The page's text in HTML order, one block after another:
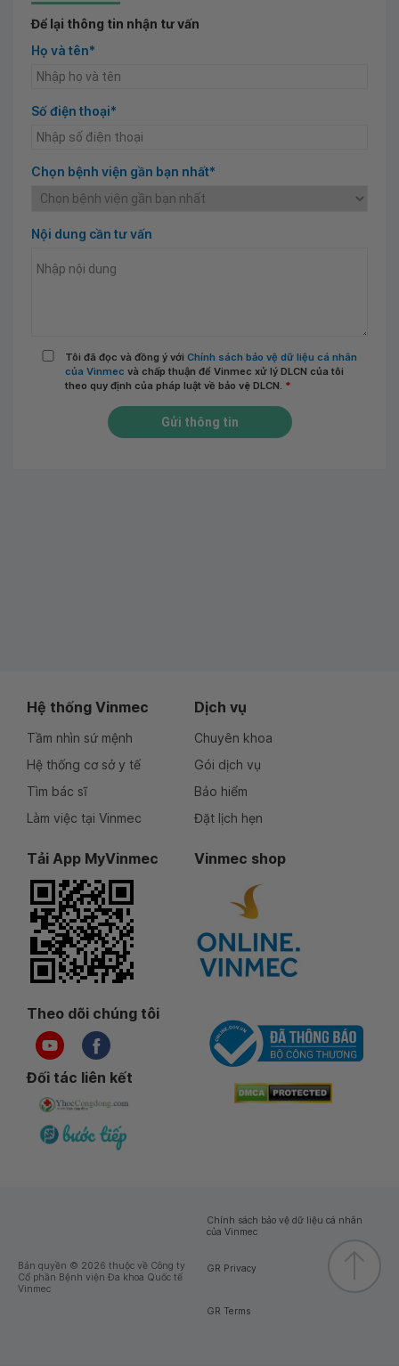
Để lại thông tin nhận tư vấn
Họ và tên*
Số điện thoại*
Chọn bệnh viện gần bạn nhất*
Nội dung cần tư vấn
Tôi đã đọc và đồng ý với Chính sách bảo vệ dữ liệu cá nhân
của Vinmec và chấp thuận để Vinmec xử lý DLCN của tôi
theo quy định của pháp luật về bảo vệ DLCN. *
Gửi thông tin
Hệ thống Vinmec
Tầm nhìn sứ mệnh
Hệ thống cơ sở y tế
Tìm bác sĩ
Làm việc tại Vinmec
Dịch vụ
Chuyên khoa
Gói dịch vụ
Bảo hiểm
Đặt lịch hẹn
Tải App MyVinmec Vinmec shop
Theo dõi chúng tôi
Đối tác liên kết
Bản quyền © 2026 thuộc về Công ty
Cổ phần Bệnh viện Đa khoa Quốc tế
Vinmec
Chính sách bảo vệ dữ liệu cá nhân
của Vinmec
GR Privacy
GR Terms